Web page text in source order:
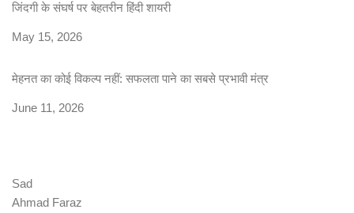
जिंदगी के संघर्ष पर बेहतरीन हिंदी शायरी
Date
May 15, 2026
मेहनत का कोई विकल्प नहीं: सफलता पाने का सबसे प्रभावी मंत्र
Date
June 11, 2026
Sad
Ahmad Faraz